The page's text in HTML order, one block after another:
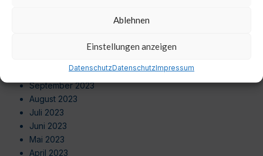
Ablehnen
Einstellungen anzeigen
DatenschutzDatenschutzImpressum
Dezember 2023
Oktober 2023
September 2023
August 2023
Juli 2023
Juni 2023
Mai 2023
April 2023